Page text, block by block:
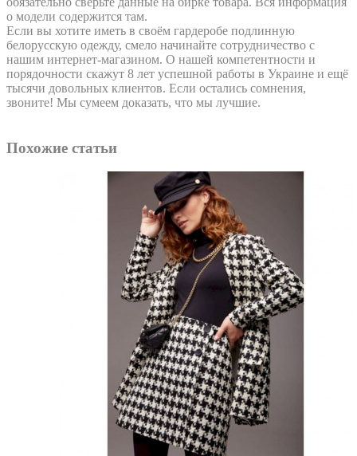
о модели содержится там.
Если вы хотите иметь в своём гардеробе подлинную
белорусскую одежду, смело начинайте сотрудничество с
нашим интернет-магазином. О нашей компетентности и
порядочности скажут 8 лет успешной работы в Украине и ещё
тысячи довольных клиентов. Если остались сомнения,
звоните! Мы сумеем доказать, что мы лучшие.
Похожие статьи